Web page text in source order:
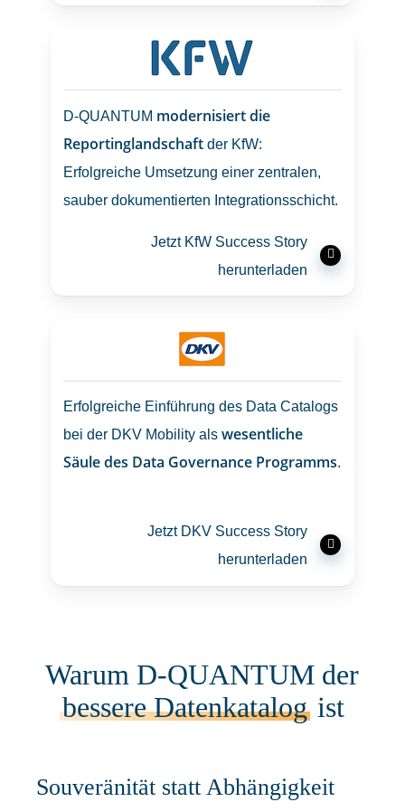
D‑QUANTUM modernisiert die
Reportinglandschaftder KfW:
Erfolgreiche Umsetzung einer zentralen,
sauber dokumentierten Integrationsschicht.
Jetzt KfW Success Story
herunterladen
Erfolgreiche Einführung des Data Catalogs
bei der DKV Mobility als wesentliche
Säule des Data Governance Programms.
Jetzt DKV Success Story
herunterladen
Warum D‑QUANTUM der
bessere Datenkatalog ist
Souveränität statt Abhängigkeit